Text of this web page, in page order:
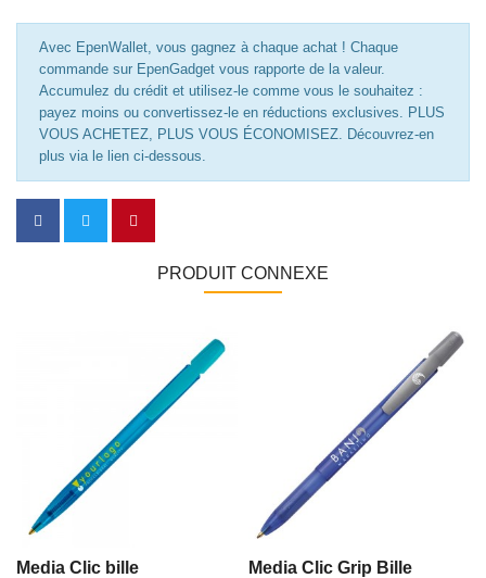
Avec EpenWallet, vous gagnez à chaque achat ! Chaque
commande sur EpenGadget vous rapporte de la valeur.
Accumulez du crédit et utilisez-le comme vous le souhaitez :
payez moins ou convertissez-le en réductions exclusives. PLUS
VOUS ACHETEZ, PLUS VOUS ÉCONOMISEZ. Découvrez-en
plus via le lien ci-dessous.
PRODUIT CONNEXE
Media Clic bille Media Clic Grip Bille